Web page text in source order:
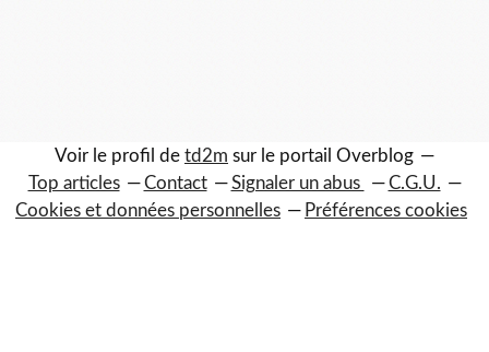
Voir le profil de td2m sur le portail Overblog
Top articles
Contact Signaler un abus
C.G.U.
Cookies et données personnelles
Préférences cookies